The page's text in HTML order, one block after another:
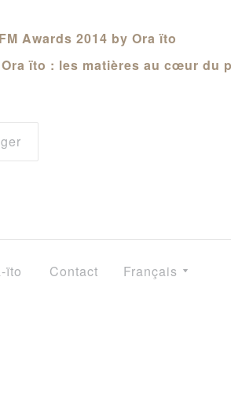
Awards 2014 by Ora ïto
ïto : les matières au cœur du
ïto Contact Français